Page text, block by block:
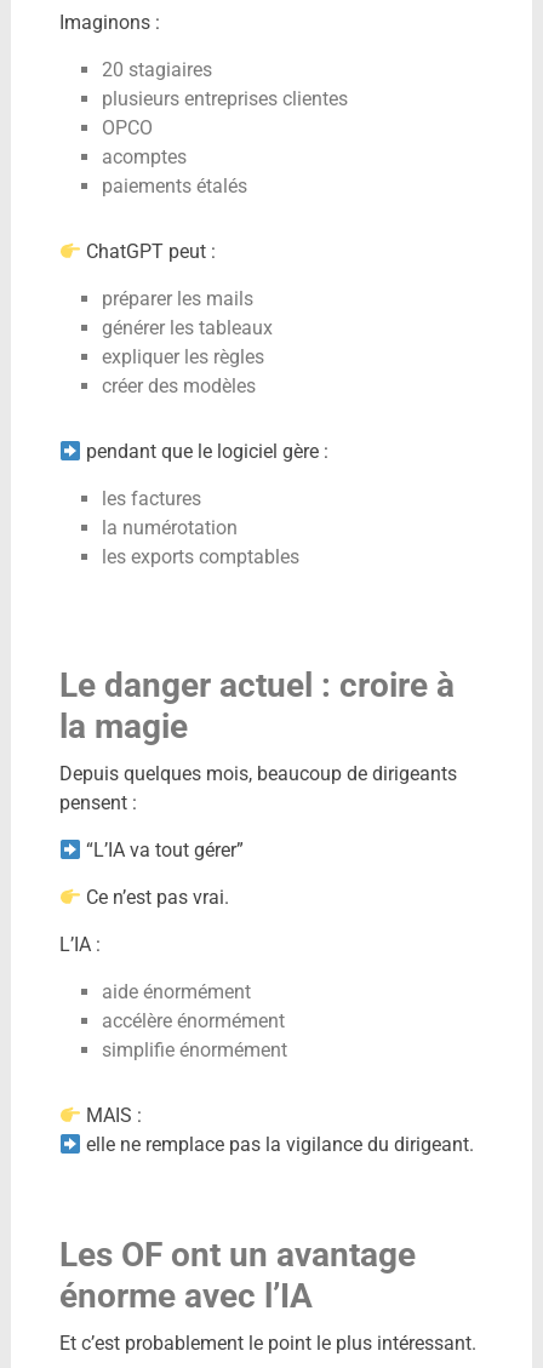
Imaginons :
20 stagiaires
plusieurs entreprises clientes
OPCO
acomptes
paiements étalés
ChatGPT peut :
préparer les mails
générer les tableaux
expliquer les règles
créer des modèles
pendant que le logiciel gère :
les factures
la numérotation
les exports comptables
Le danger actuel : croire à
la magie
Depuis quelques mois, beaucoup de dirigeants
pensent :
“L’IA va tout gérer”
Ce n’est pas vrai.
L’IA :
aide énormément
accélère énormément
simplifie énormément
MAIS :
elle ne remplace pas la vigilance du dirigeant.
Les OF ont un avantage
énorme avec l’IA
Et c’est probablement le point le plus intéressant.